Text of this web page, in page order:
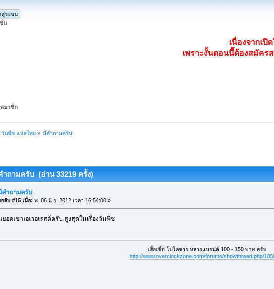
ชั่น
เนื่องจากเปิ
เพราะงั้นตอนนี้ต้องสมัค
มาชิก
วันพีช แปลไทย » มีคำถามครับ
ถามครับ (อ่าน 33219 ครั้ง)
คำถามครับ
ลับ #15 เมื่อ: พ. 06 มิ.ย. 2012 เวลา 16:54:00 »
อดเขาเอเวอเรสต์ครับ สูงสุดในเรื่องวันพีช
เสื้อเชิ้ต โปโลชาย หลายแบรนด์ 100 - 150 บาท ครับ
http://www.overclockzone.com/forums/showthread.php/